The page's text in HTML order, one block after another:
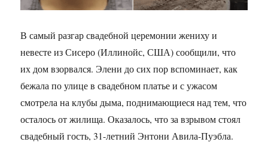
В самый разгар свадебной церемонии жениху и
невесте из Сисеро (Иллинойс, США) сообщили, что
их дом взорвался. Элени до сих пор вспоминает, как
бежала по улице в свадебном платье и с ужасом
смотрела на клубы дыма, поднимающиеся над тем, что
осталось от жилища. Оказалось, что за взрывом стоял
свадебный гость, 31-летний Энтони Авила-Пуэбла.